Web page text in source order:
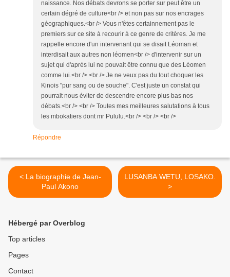
naissance. Nos débats devrons se porter sur peut être un
certain dégré de culture<br /> et non pas sur nos encrages
géographiques.<br /> Vous n'êtes certainnement pas le
premiers sur ce site à recourir à ce genre de critères. Je me
rappelle encore d'un intervenant qui se disait Léoman et
interdisait aux autres non léomen<br /> d'intervenir sur un
sujet qui d'après lui ne pouvait être connu que des Léomen
comme lui.<br /> <br /> Je ne veux pas du tout choquer les
Kinois "pur sang ou de souche". C'est juste un constat qui
pourrait nous éviter de descendre encore plus bas nos
débats.<br /> <br /> Toutes mes meilleures salutations à tous
les mbokatiers dont mr Pululu.<br /> <br /> <br />
Répondre
< La biographie de Jean-
Paul Akono
LUSANBA WETU, LOSAKO.
>
Hébergé par Overblog
Top articles
Pages
Contact